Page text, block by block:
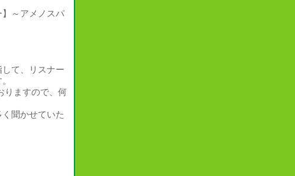
～アメノスパ
て、リスナー
りますので、何
聞かせていた